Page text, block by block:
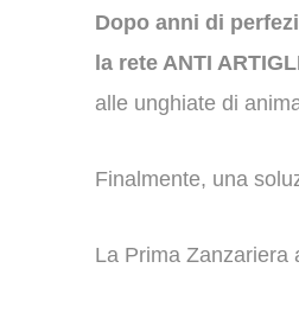
Dopo anni di
la rete ANTI
alle unghiate di
Finalmente, una
La Prima Zanzariera